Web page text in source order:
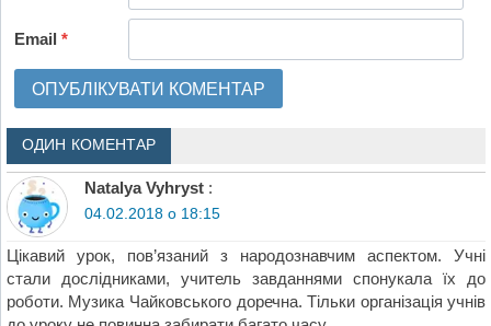
Email*
ОДИН КОМЕНТАР
Natalya Vyhryst :
04.02.2018 о 18:15
Цікавий урок, пов’язаний з народознавчим аспектом. Учні
стали дослідниками, учитель завданнями спонукала їх до
роботи. Музика Чайковського доречна. Тільки організація учнів